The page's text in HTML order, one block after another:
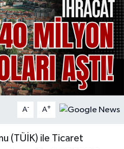
A- A+
(TÜİK) ile Ticaret